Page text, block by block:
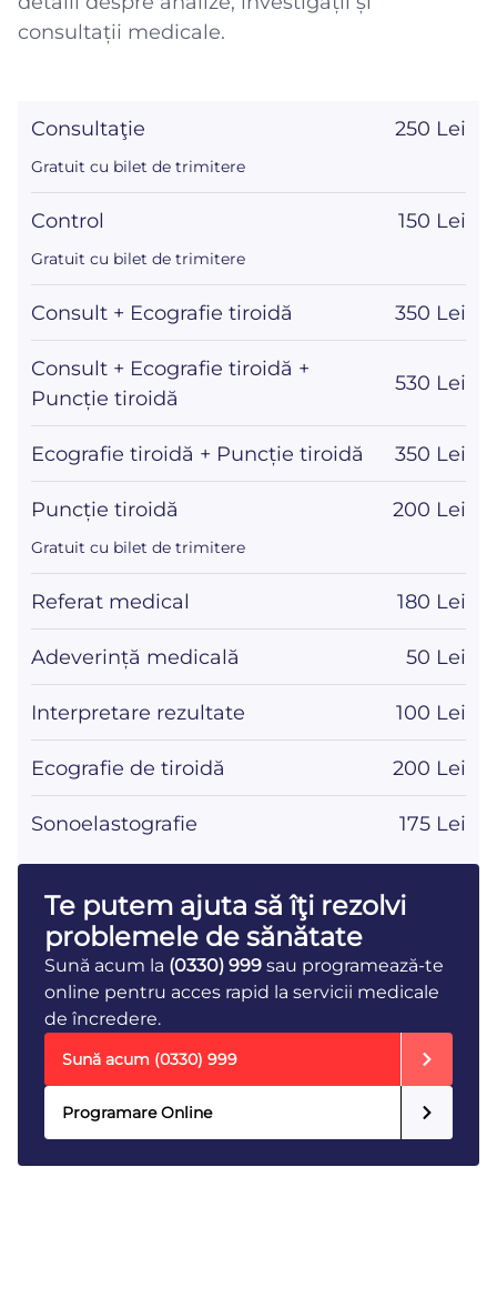
consultații medicale.
Consultaţie 250 Lei
Gratuit cu bilet de trimitere
Control 150 Lei
Gratuit cu bilet de trimitere
Consult + Ecografie tiroidă 350 Lei
Consult + Ecografie tiroidă +
Puncție tiroidă
530 Lei
Ecografie tiroidă + Puncție tiroidă 350 Lei
Puncție tiroidă 200 Lei
Gratuit cu bilet de trimitere
Referat medical 180 Lei
Adeverință medicală 50 Lei
Interpretare rezultate 100 Lei
Ecografie de tiroidă 200 Lei
Sonoelastografie 175 Lei
Te putem ajuta să îţi rezolvi
problemele de sănătate
Sună acum la (0330) 999 sau programează-te
online pentru acces rapid la servicii medicale
de încredere.
Sună acum (0330) 999
Programare Online